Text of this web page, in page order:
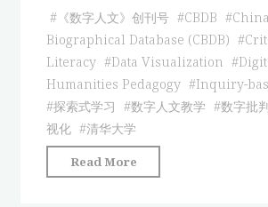
和
本
科
科
研
文）"
字
人
文、
批
判
维
#《数字人文》创刊号 #CBDB #China
Biographical Database (CBDB) #
Literacy #Data Visualization #
Humanities Pedagogy #Inquiry-
#探索式学习 #数字人文教学 #数字批
视化 #清华大学
Read More
Technology